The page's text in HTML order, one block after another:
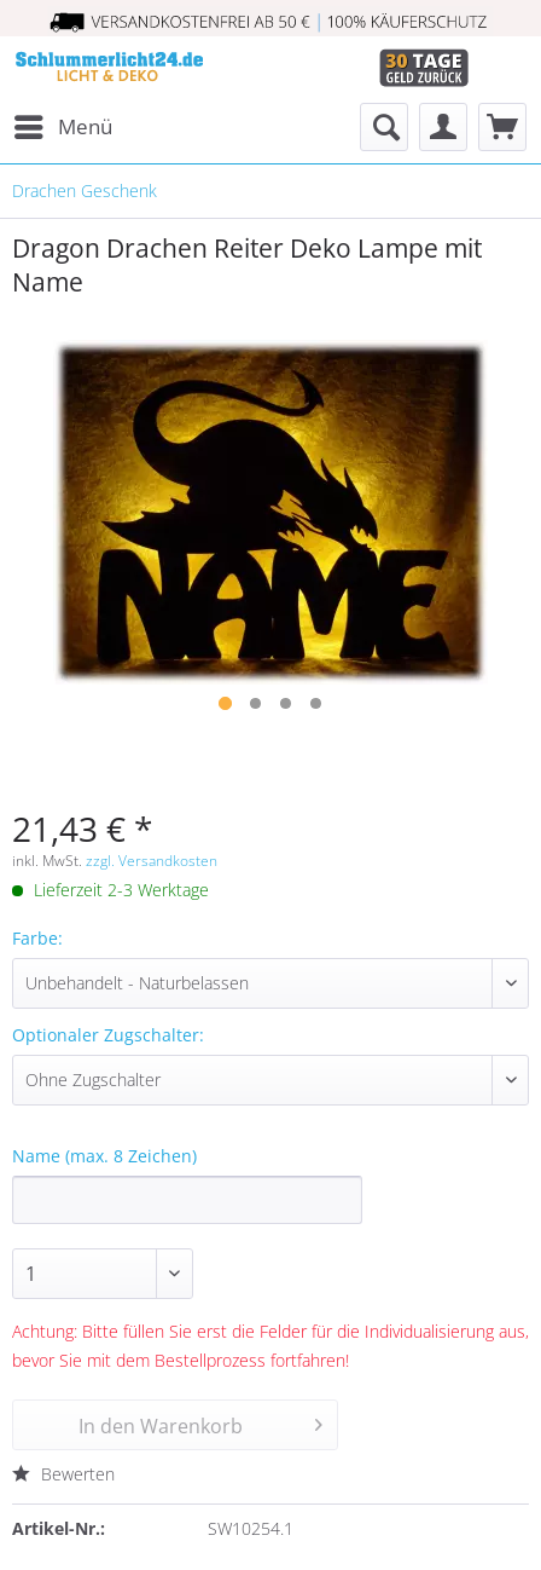
Menü
Drachen Geschenk
Dragon Drachen Reiter Deko Lampe mit
Name
21,43 € *
inkl. MwSt. zzgl. Versandkosten
Lieferzeit 2-3 Werktage
Farbe:
Optionaler Zugschalter:
Name (max. 8 Zeichen)
Achtung: Bitte füllen Sie erst die Felder für die Individualisierung aus,
bevor Sie mit dem Bestellprozess fortfahren!
In den Warenkorb
Bewerten
Artikel-Nr.: SW10254.1